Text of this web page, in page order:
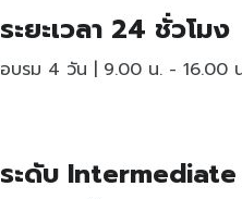
ระยะเวลา 24 ชั่วโมง
อบรม 4 วัน | 9.00 น. - 16.00
ระดับ Intermediate